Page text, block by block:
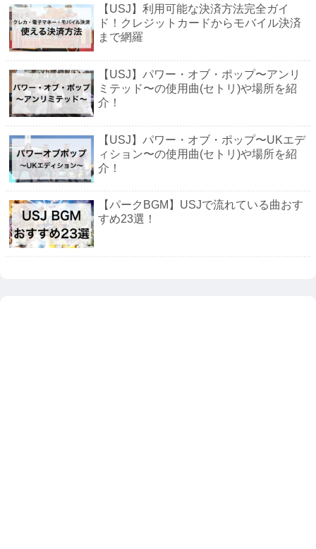
【USJ】利用可能な決済方法完全ガイ
ド！クレジットカードからモバイル決済
まで網羅
【USJ】パワー・オブ・ポップ〜アンリ
ミテッド〜の使用曲(セトリ)や場所を紹
介！
【USJ】パワー・オブ・ポップ〜UKエデ
ィション〜の使用曲(セトリ)や場所を紹
介！
【パークBGM】USJで流れている曲おす
すめ23選！